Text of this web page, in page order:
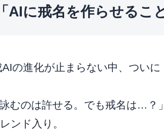
AIに戒名を作らせるこ
AIの進化が止まらない中、つい
詠むのは許せる。でも戒名は…
ンド入り。